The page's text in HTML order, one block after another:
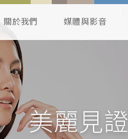
關於我們 媒體與影音
美麗見證